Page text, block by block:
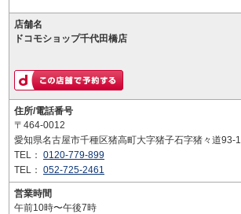
店舗名
ドコモショップ千代田橋店
住所/電話番号
〒464-0012
愛知県名古屋市千種区猪高町大字猪子石字猪々道93-1
TEL： 0120-779-899
TEL： 052-725-2461
営業時間
午前10時〜午後7時